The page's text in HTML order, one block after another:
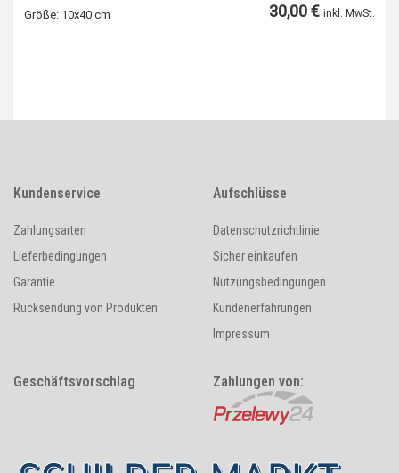
Größe: 10x40 cm 30,00 € inkl. MwSt.
Kundenservice
Zahlungsarten
Lieferbedingungen
Garantie
Rücksendung von Produkten
Aufschlüsse
Datenschutzrichtlinie
Sicher einkaufen
Nutzungsbedingungen
Kundenerfahrungen
Impressum
Geschäftsvorschlag Zahlungen von: